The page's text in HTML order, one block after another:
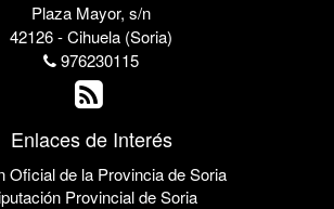
Plaza Mayor, s/n
42126 - Cihuela (Soria)
976230115
Enlaces de Interés
Oficial de la Provincia de Soria
Provincial de Soria